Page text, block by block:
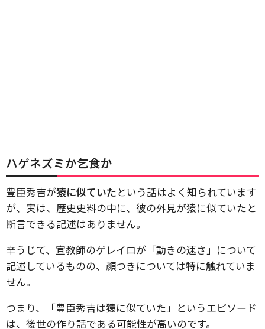
ハゲネズミか乞食か
豊臣秀吉が猿に似ていたという話はよく知られています
が、実は、歴史史料の中に、彼の外見が猿に似ていたと
断言できる記述はありません。
辛うじて、宣教師のゲレイロが「動きの速さ」について
記述しているものの、顔つきについては特に触れていま
せん。
つまり、「豊臣秀吉は猿に似ていた」というエピソード
は、後世の作り話である可能性が高いのです。